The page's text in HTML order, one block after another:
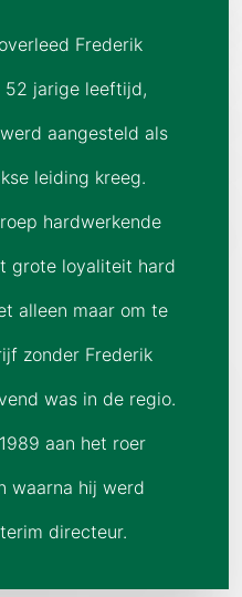
Frederik
52 jarige leeftijd,
aangesteld als
leiding kreeg.
hardwerkende
grote loyaliteit hard
alleen maar om te
zonder Frederik
was in de regio.
aan het roer
waarna hij werd
directeur.